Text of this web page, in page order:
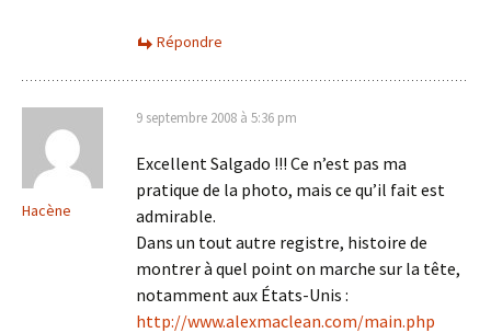
Répondre
Hacène
9 septembre 2008 à 5:36 pm
Excellent Salgado !!! Ce n’est pas ma
pratique de la photo, mais ce qu’il fait est
admirable.
Dans un tout autre registre, histoire de
montrer à quel point on marche sur la tête,
notamment aux États-Unis :
http://www.alexmaclean.com/main.php